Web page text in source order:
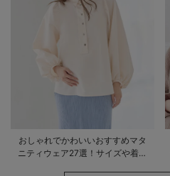
おしゃれでかわいいおすすめマタ
ニティウェア27選！サイズや着る